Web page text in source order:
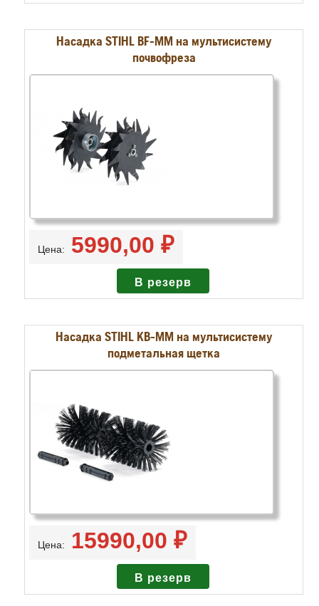
Насадка STIHL BF-MM на мультисистему
почвофреза
Цена: 5990,00 ₽
Насадка STIHL KB-MM на мультисистему
подметальная щетка
Цена: 15990,00 ₽